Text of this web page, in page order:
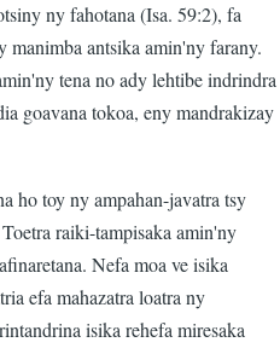
ny fahotana (Isa. 59:2), fa
antsika amin'ny farany.
tena no ady lehtibe indrindra
goavana tokoa, eny mandrakizay
ho toy ny ampahan-javatra tsy
raiki-tampisaka amin'ny
Nefa moa ve isika
efa mahazatra loatra ny
isika rehefa miresaka